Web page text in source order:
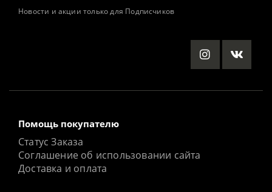
Новости и акции только для Подписчиков
Помощь покупателю
Статус Заказа
Соглашение об использовании сайта
Доставка и оплата